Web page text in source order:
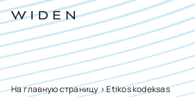
На главную страницу>Etikos kodeksas